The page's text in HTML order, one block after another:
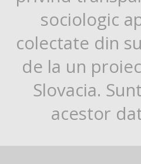
sociologic
colectate din
de la un
Slovacia.
acestor